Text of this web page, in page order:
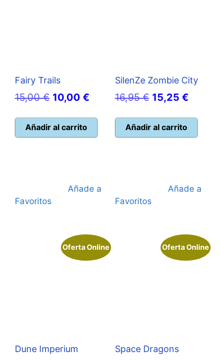
Fairy Trails
15,00€ El
original
era:
10,00 €
es:
Añadir al carrito
Añade a
Favoritos
SilenZe Zombie City
16,95€ El
original
era:
15,25 €El
es:
Añadir al carrito
Añade a
Favoritos
Oferta Online
Dune Imperium
Oferta Online
Space Dragons